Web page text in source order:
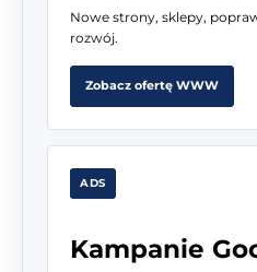
Nowe strony, sklepy,
rozwój.
Zobacz ofertę WWW
ADS
Kampanie